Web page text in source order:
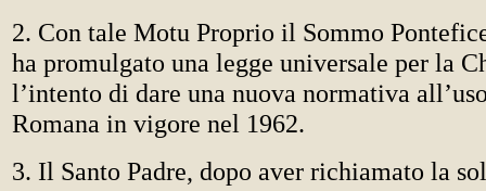
2. Con tale Motu Proprio il Sommo
ha promulgato una legge universale per la
l’intento di dare una nuova normativa
Romana in vigore nel 1962.
3. Il Santo Padre, dopo aver richiamato la